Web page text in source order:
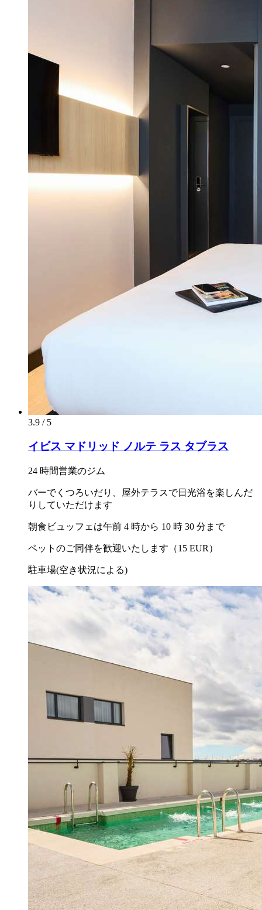
3.9 / 5
イビス マドリッド ノルテ ラス タブラス
24 時間営業のジム
バーでくつろいだり、屋外テラスで日光浴を楽しんだ
りしていただけます
朝食ビュッフェは午前 4 時から 10 時 30 分まで
ペットのご同伴を歓迎いたします（15 EUR）
駐車場(空き状況による)